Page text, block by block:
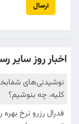
ارسال